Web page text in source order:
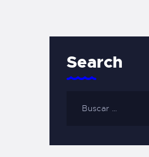
Search